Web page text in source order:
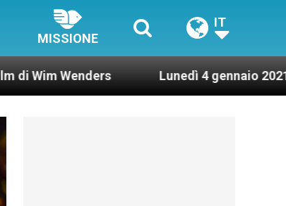
MISSIONE
IT
Lunedì 4 gennaio 2021: Possesso